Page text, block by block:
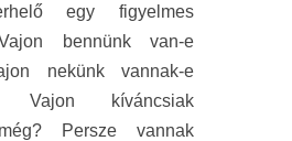
egy figyelmes
bennünk van-e
nekünk vannak-e
Vajon kíváncsiak
Persze vannak